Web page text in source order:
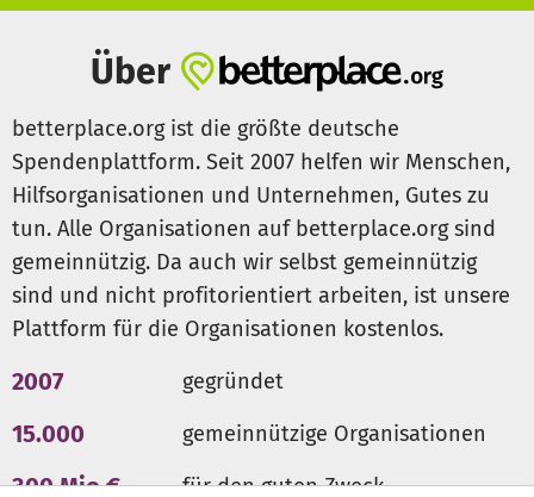
Über
betterplace.org ist die größte deutsche
Spendenplattform. Seit 2007 helfen wir Menschen,
Hilfsorganisationen und Unternehmen, Gutes zu
tun. Alle Organisationen auf betterplace.org sind
gemeinnützig. Da auch wir selbst gemeinnützig
sind und nicht profitorientiert arbeiten, ist unsere
Plattform für die Organisationen kostenlos.
2007 gegründet
15.000 gemeinnützige Organisationen
300 Mio € für den guten Zweck